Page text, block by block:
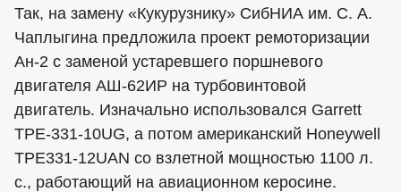
Так, на замену «Кукурузнику» СибНИА им. С. А.
Чаплыгина предложила проект ремоторизации
Ан-2 с заменой устаревшего поршневого
двигателя АШ-62ИР на турбовинтовой
двигатель. Изначально использовался Garrett
TPE-331-10UG, а потом американский Honeywell
TPE331-12UAN со взлетной мощностью 1100 л.
с., работающий на авиационном керосине.